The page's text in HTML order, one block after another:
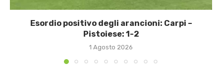
Esordio positivo degli arancioni: Carpi –
Pistoiese: 1-2
1 Agosto 2026